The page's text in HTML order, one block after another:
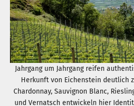
Jahrgang um Jahrgang reifen
Herkunft von Eichenstein deutlich
Chardonnay, Sauvignon Blanc,
und Vernatsch entwickeln hier